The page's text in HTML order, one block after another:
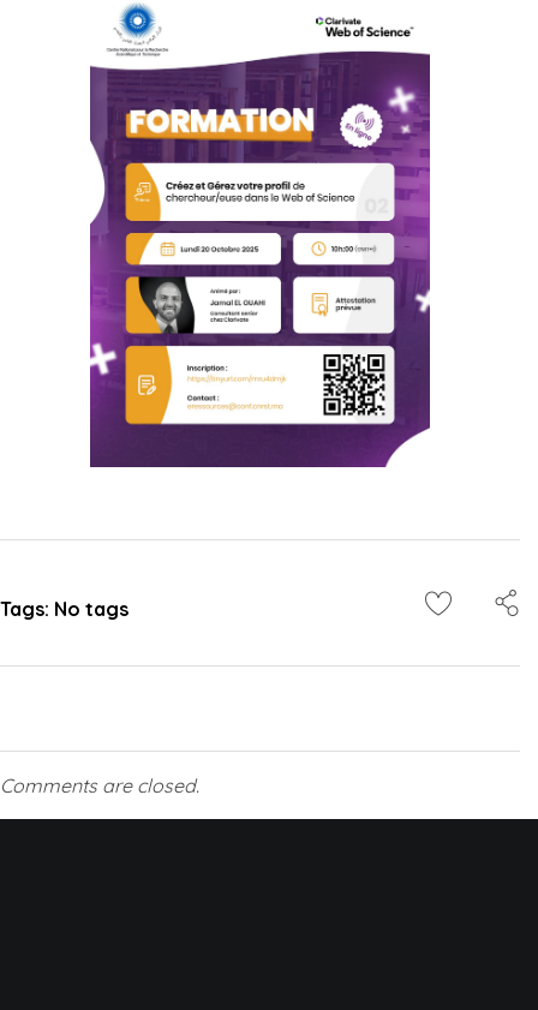
Tags: No tags
Comments are closed.